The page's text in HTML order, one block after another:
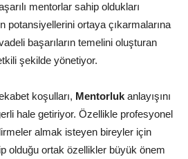
mentorlar sahip oldukları
potansiyellerini ortaya çıkarmalarına
başarıların temelini oluşturan
şekilde yönetiyor.
koşulları, Mentorluk anlayışını
hale getiriyor. Özellikle profesyonel
almak isteyen bireyler için
olduğu ortak özellikler büyük önem